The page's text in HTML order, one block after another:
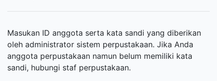
Masukan ID anggota serta kata sandi yang diberikan
oleh administrator sistem perpustakaan. Jika Anda
anggota perpustakaan namun belum memiliki kata
sandi, hubungi staf perpustakaan.